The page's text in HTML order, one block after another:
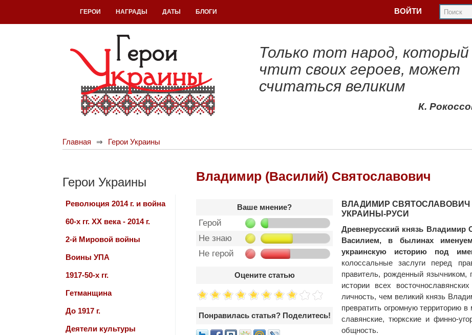
ГЕРОИ НАГРАДЫ ДАТЫ БЛОГИ ВОЙТИ
Только тот народ, который
чтит своих героев, может
считаться великим
К.
Главная Герои Украины
Владимир (Василий) Святославович
Ваше мнение?
Герой
Не знаю
Не герой
Оцените статью
Понравилась статья? Поделитесь!
ВЛАДИМИР
УКРАИНЫ-РУСИ
Древнерусский князь Владимир
Василием, в былинах
украинскую историю под
колоссальные заслуги перед
правитель, рожденный язычником,
истории всех
личность, чем великий князь
превратить огромную территорию
славянские, тюркские и финно-
общность.
Герои Украины
Революция 2014 г. и война
60-х гг. ХХ века - 2014 г.
2-й Мировой войны
Воины УПА
1917-50-х гг.
Гетманщина
До 1917 г.
Деятели культуры